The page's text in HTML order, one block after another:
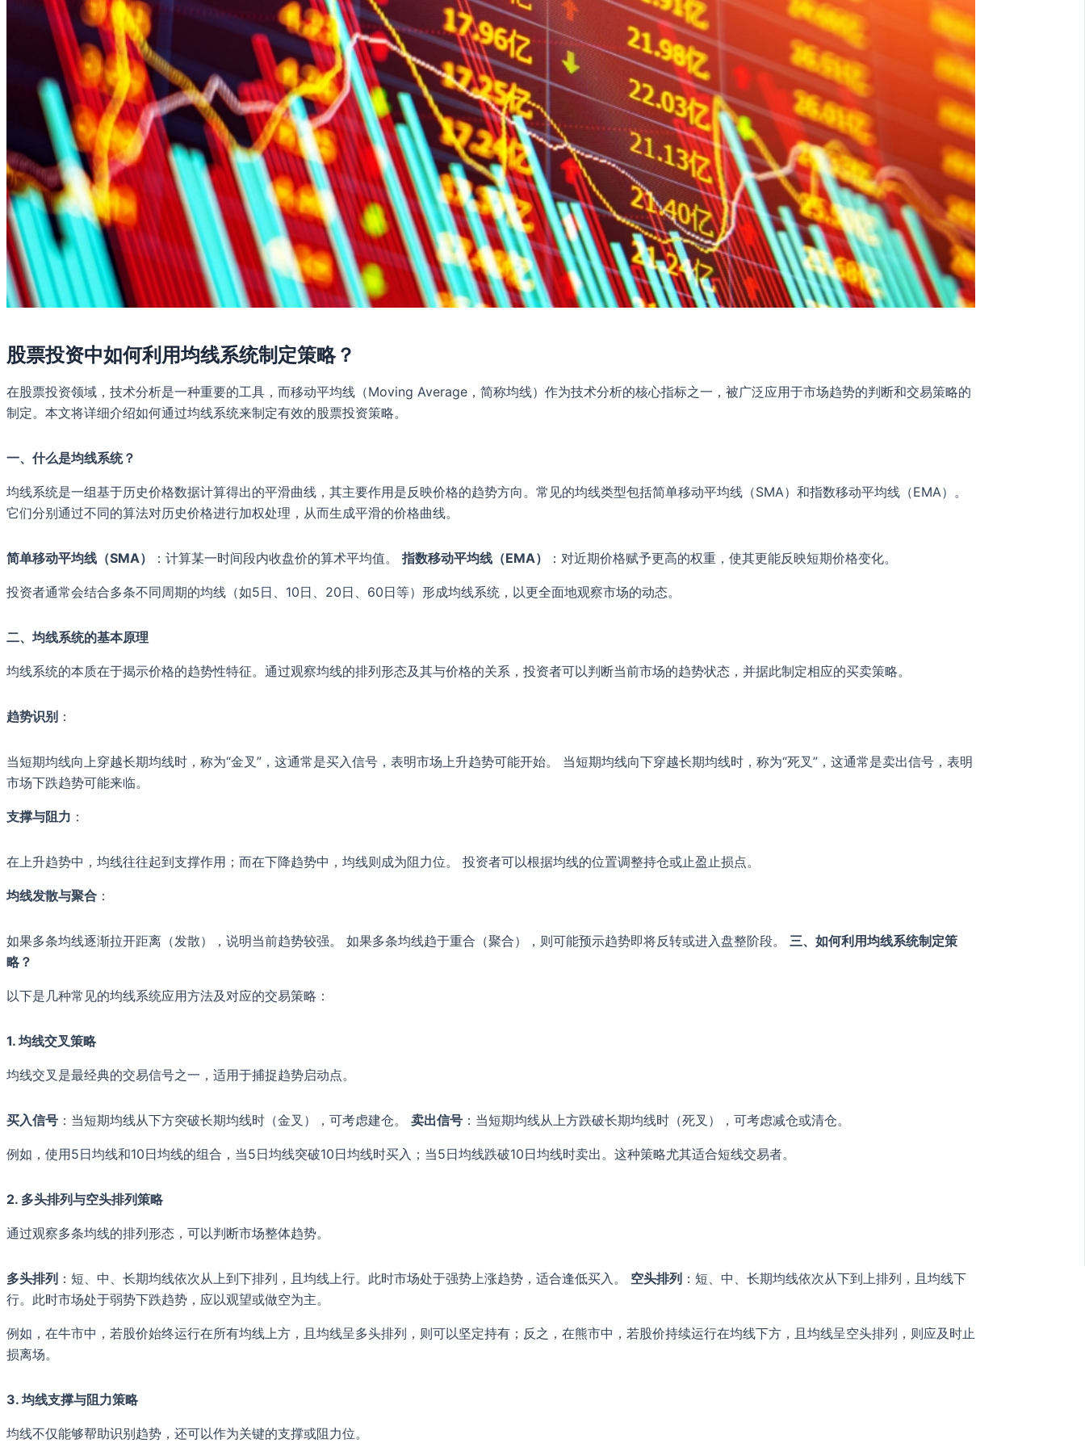
股票投资中如何利用均线系统制定策略？
在股票投资领域，技术分析是一种重要的工具，而移动平均线（Moving Average，简称均线）作为技术分析的核心指标之一，被广泛应用于市场趋势的判断和交易策略的
制定。本文将详细介绍如何通过均线系统来制定有效的股票投资策略。
一、什么是均线系统？
均线系统是一组基于历史价格数据计算得出的平滑曲线，其主要作用是反映价格的趋势方向。常见的均线类型包括简单移动平均线（SMA）和指数移动平均线（EMA）。
它们分别通过不同的算法对历史价格进行加权处理，从而生成平滑的价格曲线。
简单移动平均线（SMA） ：计算某一时间段内收盘价的算术平均值。 指数移动平均线（EMA） ：对近期价格赋予更高的权重，使其更能反映短期价格变化。
投资者通常会结合多条不同周期的均线（如5日、10日、20日、60日等）形成均线系统，以更全面地观察市场的动态。
二、均线系统的基本原理
均线系统的本质在于揭示价格的趋势性特征。通过观察均线的排列形态及其与价格的关系，投资者可以判断当前市场的趋势状态，并据此制定相应的买卖策略。
趋势识别 ：
当短期均线向上穿越长期均线时，称为“金叉”，这通常是买入信号，表明市场上升趋势可能开始。 当短期均线向下穿越长期均线时，称为“死叉”，这通常是卖出信号，表明
市场下跌趋势可能来临。
支撑与阻力 ：
在上升趋势中，均线往往起到支撑作用；而在下降趋势中，均线则成为阻力位。 投资者可以根据均线的位置调整持仓或止盈止损点。
均线发散与聚合 ：
如果多条均线逐渐拉开距离（发散），说明当前趋势较强。 如果多条均线趋于重合（聚合），则可能预示趋势即将反转或进入盘整阶段。 三、如何利用均线系统制定策
略？
以下是几种常见的均线系统应用方法及对应的交易策略：
1. 均线交叉策略
均线交叉是最经典的交易信号之一，适用于捕捉趋势启动点。
买入信号 ：当短期均线从下方突破长期均线时（金叉），可考虑建仓。 卖出信号 ：当短期均线从上方跌破长期均线时（死叉），可考虑减仓或清仓。
例如，使用5日均线和10日均线的组合，当5日均线突破10日均线时买入；当5日均线跌破10日均线时卖出。这种策略尤其适合短线交易者。
2. 多头排列与空头排列策略
通过观察多条均线的排列形态，可以判断市场整体趋势。
多头排列 ：短、中、长期均线依次从上到下排列，且均线上行。此时市场处于强势上涨趋势，适合逢低买入。 空头排列 ：短、中、长期均线依次从下到上排列，且均线下
行。此时市场处于弱势下跌趋势，应以观望或做空为主。
例如，在牛市中，若股价始终运行在所有均线上方，且均线呈多头排列，则可以坚定持有；反之，在熊市中，若股价持续运行在均线下方，且均线呈空头排列，则应及时止
损离场。
3. 均线支撑与阻力策略
均线不仅能够帮助识别趋势，还可以作为关键的支撑或阻力位。